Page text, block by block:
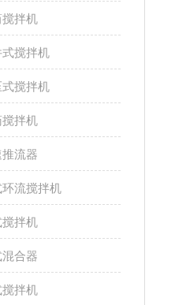
拌机
搅拌机
式搅拌机
搅拌机
流器
环流搅拌机
拌机
合器
搅拌机